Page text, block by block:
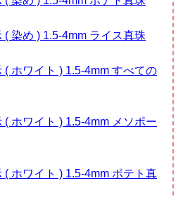
( 染め ) 1.5-4mm ライス真珠